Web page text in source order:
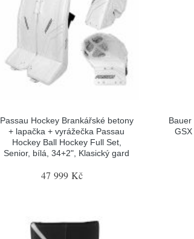
Passau Hockey Brankářské betony
+ lapačka + vyrážečka Passau
Hockey Ball Hockey Full Set,
Senior, bílá, 34+2", Klasický gard
47 999 Kč
Bauer